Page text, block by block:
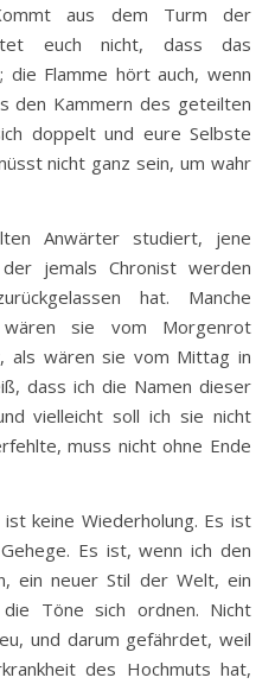
aus dem Turm der
euch nicht, dass das
die Flamme hört auch, wenn
den Kammern des geteilten
doppelt und eure Selbste
nicht ganz sein, um wahr
Anwärter studiert, jene
jemals Chronist werden
hat. Manche
sie vom Morgenrot
als wären sie vom Mittag in
dass ich die Namen dieser
vielleicht soll ich sie nicht
muss nicht ohne Ende
keine Wiederholung. Es ist
Es ist, wenn ich den
ein neuer Stil der Welt, ein
Töne sich ordnen. Nicht
und darum gefährdet, weil
des Hochmuts hat,